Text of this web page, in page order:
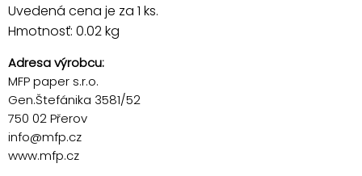
Uvedená cena je za 1 ks.
Hmotnosť: 0.02 kg
Adresa výrobcu:
MFP paper s.r.o.
Gen.Štefánika 3581/52
750 02 Přerov
info@mfp.cz
www.mfp.cz